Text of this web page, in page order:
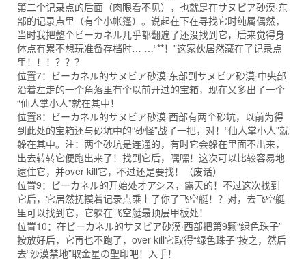
第二个记录点的后面（肉眼看不见），也就是在サヌビア砂漠·东
部的记录点里（有个小帐篷）。说起在下在寻找它时纯属偶然，
当时我把整个ビーカネル几乎都翻遍了还没找到它，后来觉得身
体点有累不想玩准备存档时… …“**！”这家伙居然藏在了记录点
里！！！？？？
位置7：ビーカネル的サヌビア砂漠·东部到サヌビア砂漠·中央部
沿着左走的一个角落里有个以前开过的宝箱，现在又多出了一个
“仙人掌小人”就在其中！
位置8：ビーカネル的サヌビア砂漠·西部有两个砂坑，以前为得
到此处的宝箱还与砂坑中的“砂怪”战了一把，对！“仙人掌小人”就
躲在其中。注：两个砂坑是连通的，有时它会躲在里面不出来，
出去转转它便跑出来了！找到它后，嘿嘿！这次可以比较容易地
逮住它，并over kill它，不过还是要找！（废话）
位置9：ビーカネル的开始处オアシス，露天的！不过这次找到
它后，它居然抚摸着记录点乘上了你了飞空艇！？对，去飞空艇
里可以找到它，它躲在飞空艇最顶层甲板处！
位置10：在ビーカネル的サヌビア砂漠·西部把第9颗“绿色珠子”
按放好后，它再也不跑了，over kill它取得“绿色珠子”按之，然后
去“沙漠禁地”取金星の聖印吧！入手！